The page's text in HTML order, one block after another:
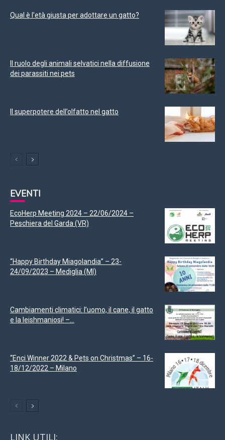
Qual è l’età giusta per adottare un gatto?
Il ruolo degli animali selvatici nella diffusione
dei parassiti nei pets
Il superpotere dell’olfatto nel gatto
EVENTI
EcoHerp Meeting 2024 – 22/06/2024 –
Peschiera del Garda (VR)
“Happy Birthday Miagolandia” – 23-
24/09/2023 – Mediglia (MI)
Cambiamenti climatici: l’uomo, il cane, il gatto
e la leishmaniosi! –...
“Enci Winner 2022 & Pets on Christmas” – 16-
18/12/2022 – Milano
LINK UTILI: